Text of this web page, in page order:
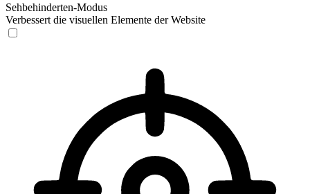
Sehbehinderten-Modus
Verbessert die visuellen Elemente der Website